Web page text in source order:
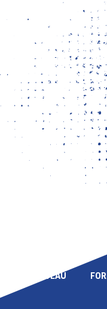
HAUT NIVEAU